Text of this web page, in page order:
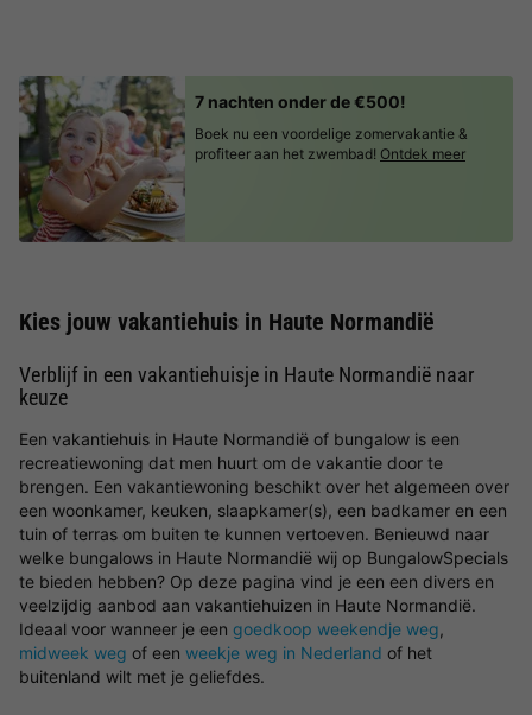
7 nachten onder de €500!
Boek nu een voordelige zomervakantie &
profiteer aan het zwembad! Ontdek meer
Kies jouw vakantiehuis in Haute Normandië
Verblijf in een vakantiehuisje in Haute Normandië naar
keuze
Een vakantiehuis in Haute Normandië of bungalow is een
recreatiewoning dat men huurt om de vakantie door te
brengen. Een vakantiewoning beschikt over het algemeen over
een woonkamer, keuken, slaapkamer(s), een badkamer en een
tuin of terras om buiten te kunnen vertoeven. Benieuwd naar
welke bungalows in Haute Normandië wij op BungalowSpecials
te bieden hebben? Op deze pagina vind je een een divers en
veelzijdig aanbod aan vakantiehuizen in Haute Normandië.
Ideaal voor wanneer je een goedkoop weekendje weg,
midweek weg of een weekje weg in Nederland of het
buitenland wilt met je geliefdes.